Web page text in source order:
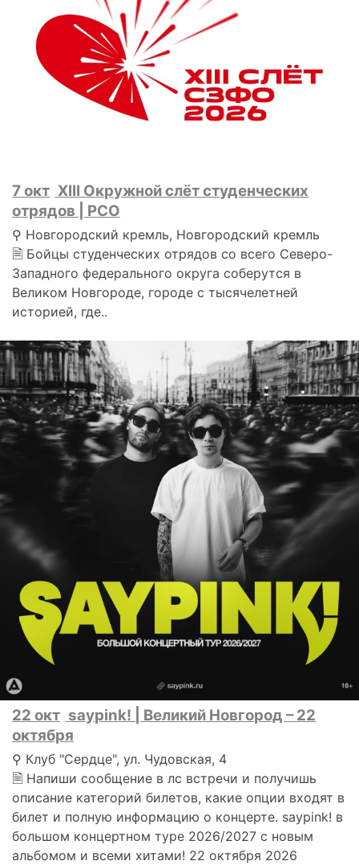
7 окт XIII Окружной слёт студенческих
отрядов | РСО
⚲ Новгородский кремль, Новгородский кремль
🗎 Бойцы студенческих отрядов со всего Северо-
Западного федерального округа соберутся в
Великом Новгороде, городе с тысячелетней
историей, где..
22 окт saypink! | Великий Новгород – 22
октября
⚲ Клуб "Сердце", ул. Чудовская, 4
🗎 Напиши сообщение в лс встречи и получишь
описание категорий билетов, какие опции входят в
билет и полную информацию о концерте. saypink! в
большом концертном туре 2026/2027 с новым
альбомом и всеми хитами! 22 октября 2026